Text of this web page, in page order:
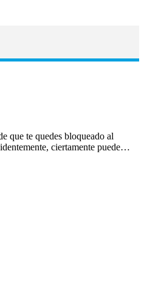
que te quedes bloqueado al
ciertamente puede…